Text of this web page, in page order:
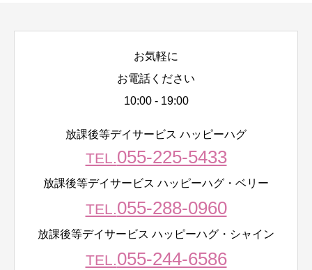
お気軽に
お電話ください
10:00 - 19:00
放課後等デイサービス ハッピーハグ
TEL.055-225-5433
放課後等デイサービス ハッピーハグ・ベリー
TEL.055-288-0960
放課後等デイサービス ハッピーハグ・シャイン
TEL.055-244-6586